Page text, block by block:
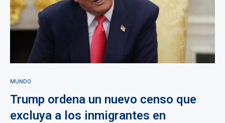
MUNDO
Trump ordena un nuevo censo que
excluya a los inmigrantes en